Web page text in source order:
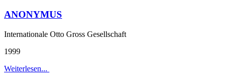
ANONYMUS
Internationale Otto Gross Gesellschaft
1999
Weiterlesen...